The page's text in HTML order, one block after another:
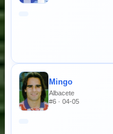
Mingo
Albacete
#6 · 04-05